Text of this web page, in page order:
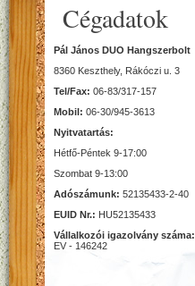
Cégadatok
Pál János DUO Hangszerbolt
8360 Keszthely, Rákóczi u. 3
Tel/Fax: 06-83/317-157
Mobil: 06-30/945-3613
Nyitvatartás:
Hétfő-Péntek 9-17:00
Szombat 9-13:00
Adószámunk: 52135433-2-40
EUID Nr.: HU52135433
Vállalkozói igazolvány száma:
EV - 146242